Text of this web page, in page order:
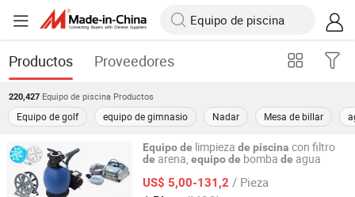
Productos Proveedores
220,427 Equipo de piscina Productos
Equipo de golf equipo de gimnasio Nadar Mesa de billar
Equipode limpieza de piscina con filtro
de arena, equipode bomba de agua
US$ 5,00-131,2 / Pieza
Ningbo Bonny E-Home Co., Ltd.